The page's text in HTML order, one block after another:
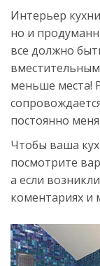
Интерьер
но и
все должно
меньше места!
постоянно
Чтобы ваша
посмотрите
а если
коментариях и